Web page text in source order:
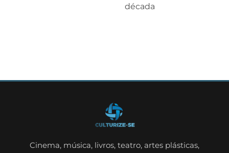
década
Cinema, música, livros, teatro, artes plásticas,